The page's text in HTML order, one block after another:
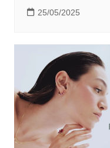
25/05/2025